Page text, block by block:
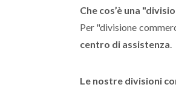
Che cos’è una
Per "divisione
centro di assistenza.
Le nostre divisioni